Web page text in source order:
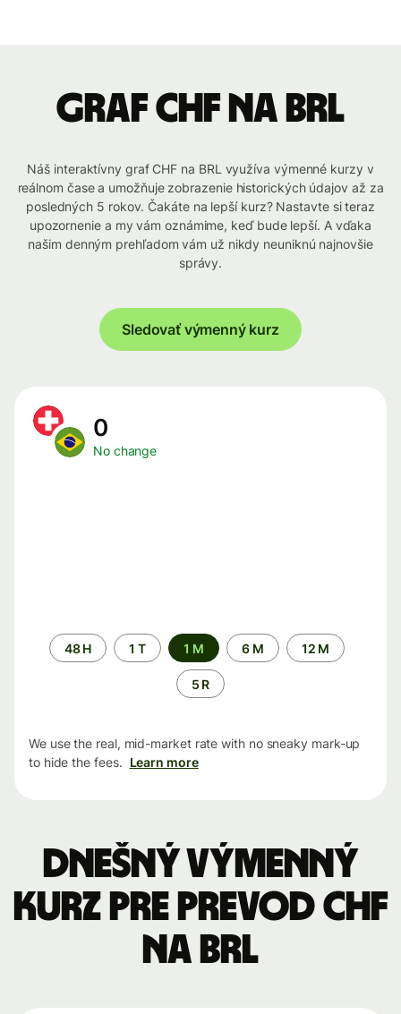
graf CHF na BRL
Náš interaktívny graf CHF na BRL využíva výmenné kurzy v
reálnom čase a umožňuje zobrazenie historických údajov až za
posledných 5 rokov. Čakáte na lepší kurz? Nastavte si teraz
upozornenie a my vám oznámime, keď bude lepší. A vďaka
našim denným prehľadom vám už nikdy neuniknú najnovšie
správy.
Sledovať výmenný kurz
0
No change
Time
period
48 H 1 T 1 M 6 M 12 M
5 R
We use the real, mid-market rate with no sneaky mark-up
to hide the fees. Learn more
Dnešný výmenný
kurz pre prevod CHF
na BRL